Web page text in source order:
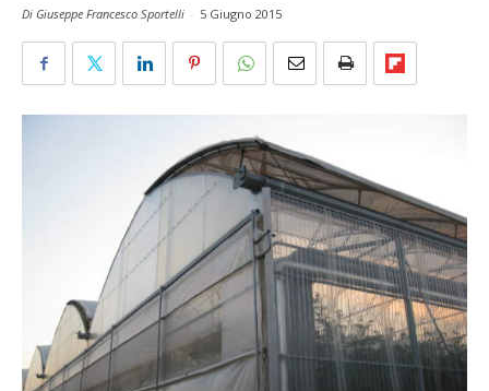
Di Giuseppe Francesco Sportelli - 5 Giugno 2015